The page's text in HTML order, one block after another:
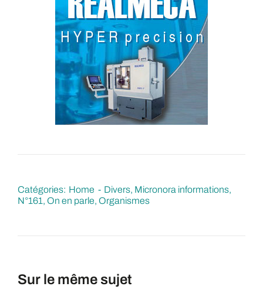
Catégories: Home Divers Micronora informations
N°161 On en parle Organismes
Sur le même sujet